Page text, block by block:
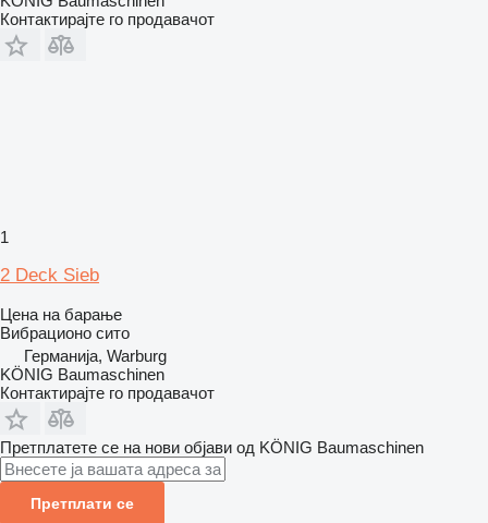
Контактирајте го продавачот
1
2 Deck Sieb
Цена на барање
Вибрационо сито
Германија, Warburg
KÖNIG Baumaschinen
Контактирајте го продавачот
Претплатете се на нови објави од KÖNIG Baumaschinen
Претплати се